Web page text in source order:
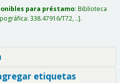
para préstamo: Biblioteca
338.47916/T72, .. .
etiquetas